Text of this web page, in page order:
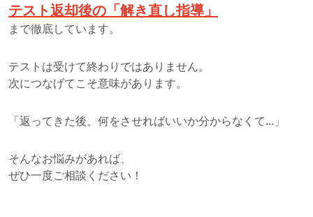
テスト返却後の「解き直し指導」
まで徹底しています。
テストは受けて終わりではありません。
次につなげてこそ意味があります。
「返ってきた後、何をさせればいいか分からなくて...」
そんなお悩みがあれば、
ぜひ一度ご相談ください！